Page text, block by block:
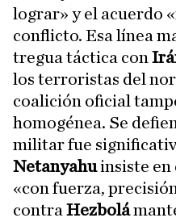
lograr» y el acuerdo
conflicto. Esa línea
tregua táctica con
los terroristas del
coalición oficial
homogénea. Se
militar fue
Netanyahuinsiste en
«con fuerza,
contra Hezbolá